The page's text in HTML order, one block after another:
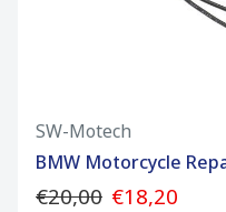
SW-Motech
BMW Motorcycle
€20,00 €18,20